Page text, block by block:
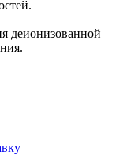
деионизованной